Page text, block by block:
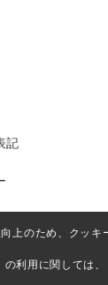
記
MTコスメティクス
上のため、クッキ
利用に関しては、